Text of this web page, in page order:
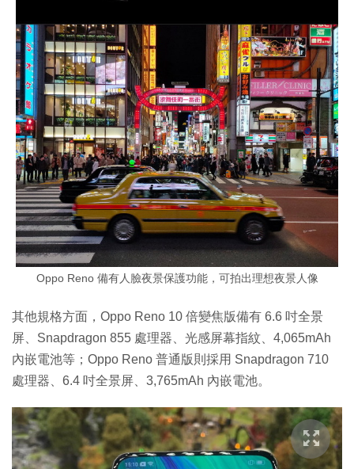
Oppo Reno 備有人臉夜景保護功能，可拍出理想夜景人像
其他規格方面，Oppo Reno 10 倍變焦版備有 6.6 吋全景
屏、Snapdragon 855 處理器、光感屏幕指紋、4,065mAh
內嵌電池等；Oppo Reno 普通版則採用 Snapdragon 710
處理器、6.4 吋全景屏、3,765mAh 內嵌電池。